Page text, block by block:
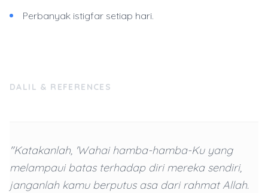
Perbanyak istigfar setiap hari.
DALIL & REFERENCES
"Katakanlah, 'Wahai hamba-hamba-Ku yang
melampaui batas terhadap diri mereka sendiri,
janganlah kamu berputus asa dari rahmat Allah.